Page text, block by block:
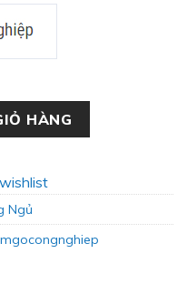
MD-21 số lượng
HÀNG
Ngủ